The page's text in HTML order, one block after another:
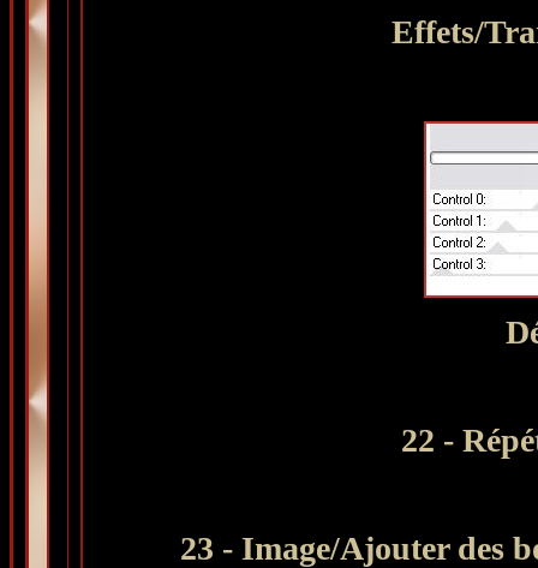
Effets/
22 -
23 - Image/Ajouter des